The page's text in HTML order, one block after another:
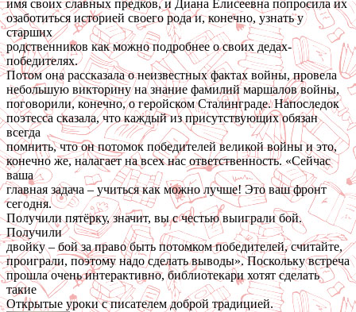
имя своих славных предков, и Диана Елисеевна попросила их
озаботиться историей своего рода и, конечно, узнать у
старших
родственников как можно подробнее о своих дедах-
победителях.
Потом она рассказала о неизвестных фактах войны, провела
небольшую викторину на знание фамилий маршалов войны,
поговорили, конечно, о геройском Сталинграде. Напоследок
поэтесса сказала, что каждый из присутствующих обязан
всегда
помнить, что он потомок победителей великой войны и это,
конечно же, налагает на всех нас ответственность. «Сейчас
ваша
главная задача – учиться как можно лучше! Это ваш фронт
сегодня.
Получили пятёрку, значит, вы с честью выиграли бой.
Получили
двойку – бой за право быть потомком победителей, считайте,
проиграли, поэтому надо сделать выводы». Поскольку встреча
прошла очень интерактивно, библиотекари хотят сделать
такие
Открытые уроки с писателем доброй традицией.